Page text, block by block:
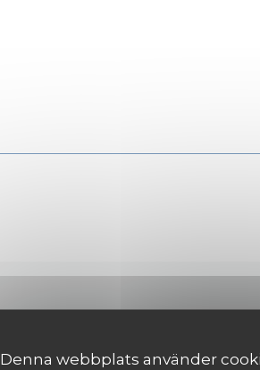
Denna webbplats använder